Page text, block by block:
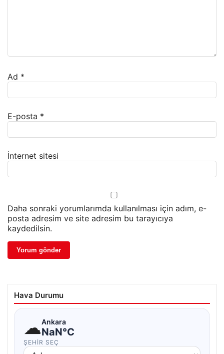
Ad *
E-posta *
İnternet sitesi
Daha sonraki yorumlarımda kullanılması için adım, e-
posta adresim ve site adresim bu tarayıcıya
kaydedilsin.
Hava Durumu
☁Ankara
NaN°C
ŞEHIR SEÇ